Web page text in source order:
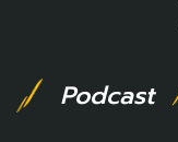
Podcast